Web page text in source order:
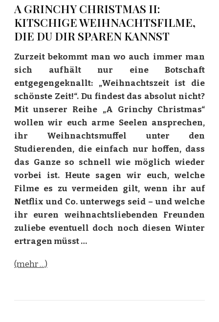
A GRINCHY CHRISTMAS II:
KITSCHIGE WEIHNACHTSFILME,
DIE DU DIR SPAREN KANNST
Zurzeit bekommt man wo auch immer man
sich aufhält nur eine Botschaft
entgegengeknallt: „Weihnachtszeit ist die
schönste Zeit!“. Du findest das absolut nicht?
Mit unserer Reihe „A Grinchy Christmas“
wollen wir euch arme Seelen ansprechen,
ihr Weihnachtsmuffel unter den
Studierenden, die einfach nur hoffen, dass
das Ganze so schnell wie möglich wieder
vorbei ist. Heute sagen wir euch, welche
Filme es zu vermeiden gilt, wenn ihr auf
Netflix und Co. unterwegs seid – und welche
ihr euren weihnachtsliebenden Freunden
zuliebe eventuell doch noch diesen Winter
ertragen müsst …
(mehr …)